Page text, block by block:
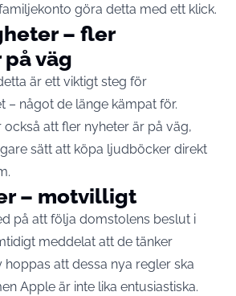
göra detta med ett klick.
– fler
väg
är ett viktigt steg för
– något de länge kämpat för.
också att fler nyheter är på väg,
sätt att köpa ljudböcker direkt
– motvilligt
på att följa domstolens beslut i
meddelat att de tänker
hoppas att dessa nya regler ska
Apple är inte lika entusiastiska.